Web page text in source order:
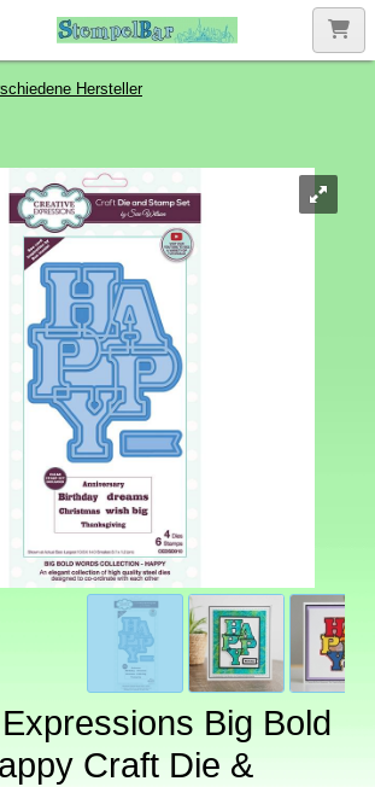
Hersteller
Big Bold
Craft Die &